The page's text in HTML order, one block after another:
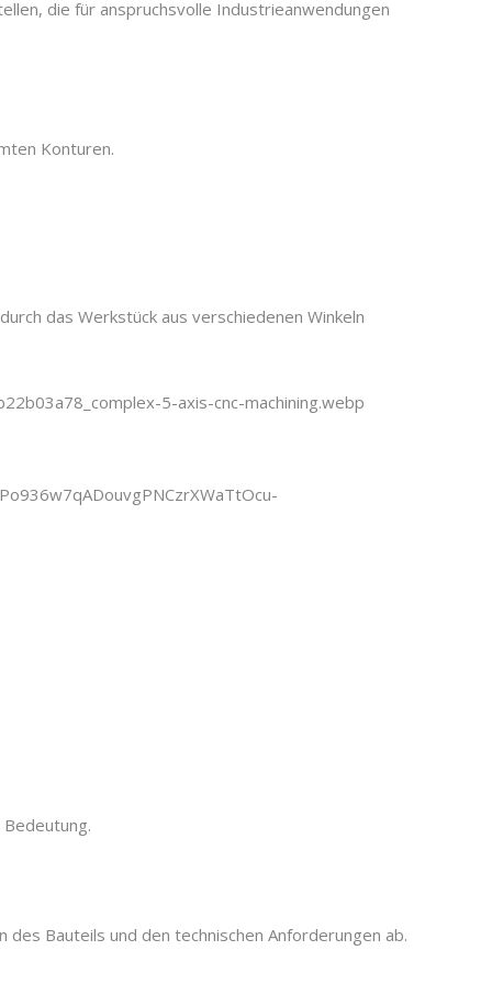
die für anspruchsvolle Industrieanwendungen
Konturen.
das Werkstück aus verschiedenen Winkeln
des Bauteils und den technischen Anforderungen ab.